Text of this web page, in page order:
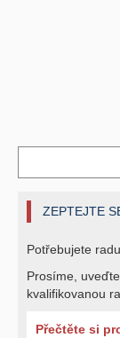
ZEPTEJTE
Potřebujete
Prosíme,
kvalifikovanou
Přečtěte si